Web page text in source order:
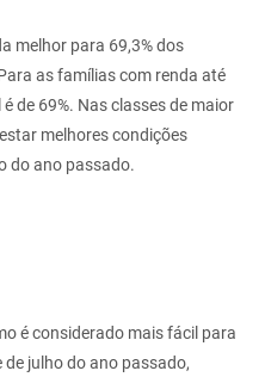
melhor para 69,3% dos
as famílias com renda até
de 69%. Nas classes de maior
melhores condições
do ano passado.
é considerado mais fácil para
julho do ano passado,